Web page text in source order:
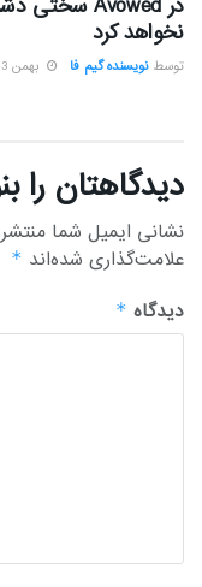
نخواهد کرد
توسط نویسنده گیم فا بهمن 23, 1403
دیدگاهتان را
نشانی ایمیل شما
علامت‌گذاری شده‌اند *
دیدگاه *